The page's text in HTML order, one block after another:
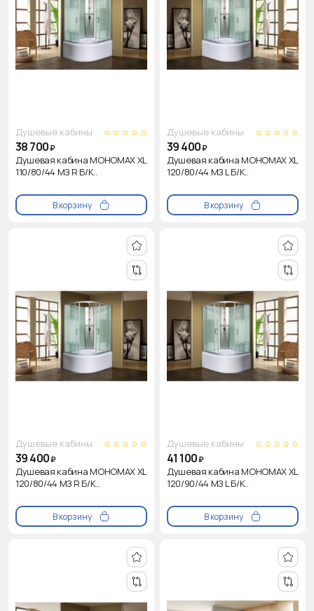
Душевые кабины
38 700₽
Душевая кабина МОНОМАХ XL
110/80/44 МЗ R Б/К..
В корзину
Душевые кабины
39 400₽
Душевая кабина МОНОМАХ XL
120/80/44 МЗ L Б/К..
В корзину
Душевые кабины
39 400₽
Душевая кабина МОНОМАХ XL
120/80/44 МЗ R Б/К..
В корзину
Душевые кабины
41 100₽
Душевая кабина МОНОМАХ XL
120/90/44 МЗ L Б/К..
В корзину